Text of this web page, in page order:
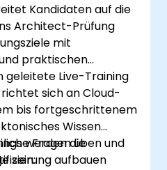
Kandidaten auf die
Architect-Prüfung
mit
praktischen
geleitete Live-Training
sich an Cloud-
bis fortgeschrittenem
Wissen
Fragen üben und
aufbauen
werden die
sein: